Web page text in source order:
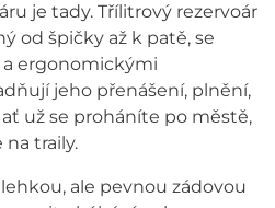
je tady. Třílitrový rezervoár
od špičky až k patě, se
ergonomickými
jeho přenášení, plnění,
už se proháníte po městě,
traily.
ale pevnou zádovou